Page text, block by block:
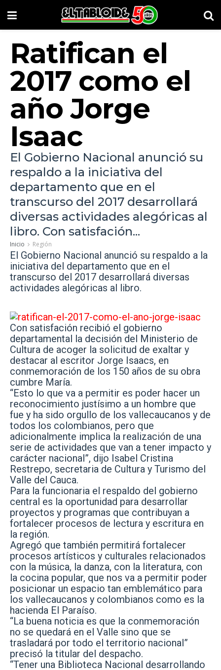
Ratifican el
2017 como el
año Jorge
Isaac
El Gobierno Nacional anunció su
respaldo a la iniciativa del
departamento que en el
transcurso del 2017 desarrollará
diversas actividades alegóricas al
libro. Con satisfación...
Inicio Región
El Gobierno Nacional anunció su respaldo a la
iniciativa del departamento que en el
transcurso del 2017 desarrollará diversas
actividades alegóricas al libro.
Con satisfación recibió el gobierno
departamental la decisión del Ministerio de
Cultura de acoger la solicitud de exaltar y
destacar al escritor Jorge Isaacs, en
conmemoración de los 150 años de su obra
cumbre María.
“Esto lo que va a permitir es poder hacer un
reconocimiento justísimo a un hombre que
fue y ha sido orgullo de los vallecaucanos y de
todos los colombianos, pero que
adicionalmente implica la realización de una
serie de actividades que van a tener impacto y
carácter nacional”, dijo Isabel Cristina
Restrepo, secretaria de Cultura y Turismo del
Valle del Cauca.
Para la funcionaria el respaldo del gobierno
central es la oportunidad para desarrollar
proyectos y programas que contribuyan a
fortalecer procesos de lectura y escritura en
la región.
Agregó que también permitirá fortalecer
procesos artísticos y culturales relacionados
con la música, la danza, con la literatura, con
la cocina popular, que nos va a permitir poder
posicionar un espacio tan emblemático para
los vallecaucanos y colombianos como es la
hacienda El Paraíso.
“La buena noticia es que la conmemoración
no se quedará en el Valle sino que se
trasladará por todo el territorio nacional”
precisó la titular del despacho.
“Tener una Biblioteca Nacional desarrollando